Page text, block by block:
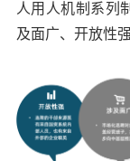
人用人机制系列
及面广、开放性